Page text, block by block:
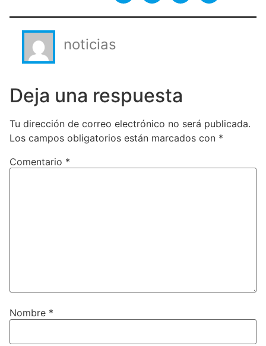
noticias
Deja una respuesta
Tu dirección de correo electrónico no será publicada.
Los campos obligatorios están marcados con *
Comentario *
Nombre *